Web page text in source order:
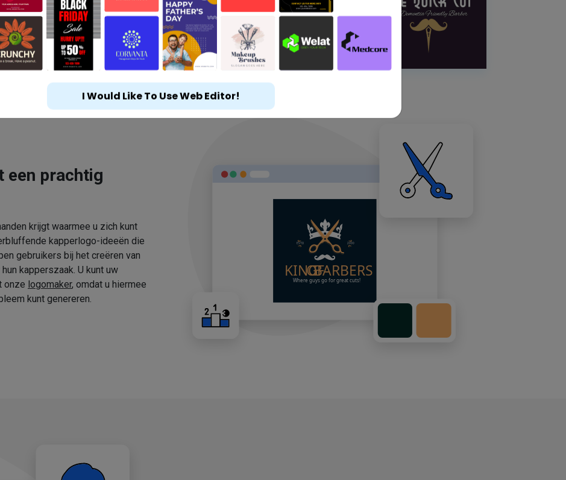
een prachtig
krijgt waarmee u zich kunt
kapperlogo-ideeën die
gebruikers bij het creëren van
kapperszaak. U kunt uw
onze logomaker, omdat u hiermee
kunt genereren.
I Would Like To Use Web Editor!